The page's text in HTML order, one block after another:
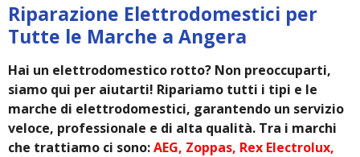
Riparazione Elettrodomestici per
Tutte le Marche a Angera
Hai un elettrodomestico rotto? Non preoccuparti,
siamo qui per aiutarti! Ripariamo tutti i tipi e le
marche di elettrodomestici, garantendo un servizio
veloce, professionale e di alta qualità. Tra i marchi
che trattiamo ci sono:AEG, Zoppas, Rex Electrolux,